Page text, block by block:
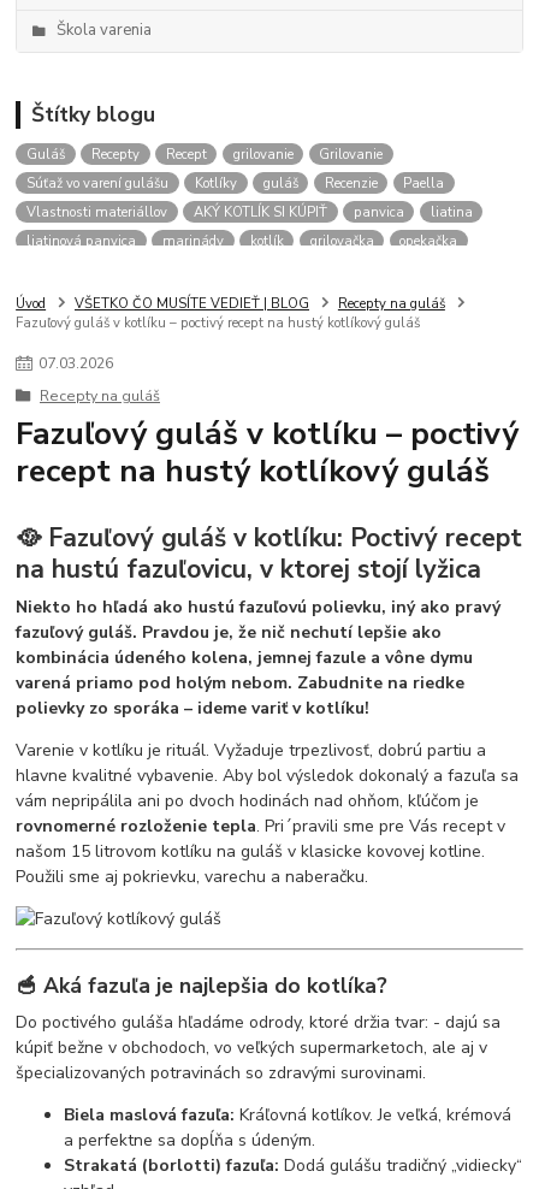
Škola varenia
Štítky blogu
Guláš Recepty Recept grilovanie
Grilovanie
Súťaž vo varení gulášu
Kotlíky guláš Recenzie
Paella
Vlastnosti materiállov
AKÝ KOTLÍK SI KÚPIŤ panvica
liatina
liatinová panvica
marinády kotlík grilovačka
opekačka
RADY
Úvod VŠETKO ČO MUSÍTE VEDIEŤ | BLOG
Recepty na guláš
Fazuľový guláš v kotlíku – poctivý recept na hustý kotlíkový guláš
07.03.2026
Recepty na guláš
Fazuľový guláš v kotlíku – poctivý
recept na hustý kotlíkový guláš
🥘 Fazuľový guláš v kotlíku: Poctivý recept
na hustú fazuľovicu, v ktorej stojí lyžica
Niekto ho hľadá ako hustú fazuľovú polievku, iný ako pravý
fazuľový guláš. Pravdou je, že nič nechutí lepšie ako
kombinácia údeného kolena, jemnej fazule a vône dymu
varená priamo pod holým nebom. Zabudnite na riedke
polievky zo sporáka – ideme variť v kotlíku!
Varenie v kotlíku je rituál. Vyžaduje trpezlivosť, dobrú partiu a
hlavne kvalitné vybavenie. Aby bol výsledok dokonalý a fazuľa sa
vám nepripálila ani po dvoch hodinách nad ohňom, kľúčom je
rovnomerné rozloženie tepla. Pri´pravili sme pre Vás recept v
našom 15 litrovom kotlíku na guláš v klasicke kovovej kotline.
Použili sme aj pokrievku, varechu a naberačku.
🥣 Aká fazuľa je najlepšia do kotlíka?
Do poctivého guláša hľadáme odrody, ktoré držia tvar: - dajú sa
kúpiť bežne v obchodoch, vo veľkých supermarketoch, ale aj v
špecializovaných potravinách so zdravými surovinami.
Biela maslová fazuľa: Kráľovná kotlíkov. Je veľká, krémová
a perfektne sa dopĺňa s údeným.
Strakatá (borlotti) fazuľa: Dodá gulášu tradičný „vidiecky“